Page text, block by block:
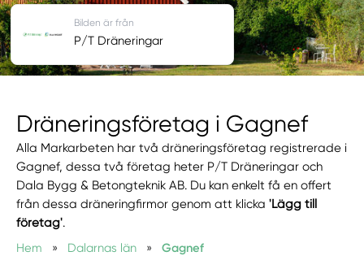
Dräneringsföretag i Gagnef
Alla Markarbeten har två dräneringsföretag registrerade i
Gagnef, dessa två företag heter P/T Dräneringar och
Dala Bygg & Betongteknik AB. Du kan enkelt få en offert
från dessa dräneringfirmor genom att klicka'Lägg till
företag'.
Hem
» Dalarnas län » Gagnef
Bilden är från
P/T Dräneringar